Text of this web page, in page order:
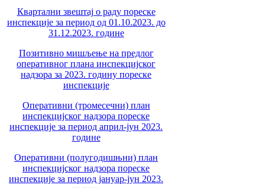
Квартални звештај о раду пореске
инспекције за период од 01.10.2023. до
31.12.2023. године
Позитивно мишљење на предлог
оперативног плана инспекцијског
надзора за 2023. годину пореске
инспекције
Оперативни (тромесечни) план
инспекцијског надзора пореске
инспекције за период април-јун 2023.
године
Оперативни (полугодишњни) план
инспекцијског надзора пореске
инспекције за период јануар-јун 2023.